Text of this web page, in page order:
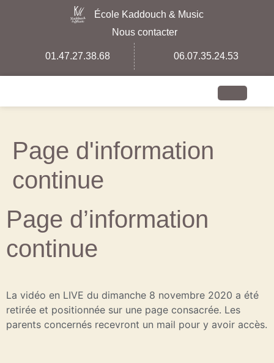
École Kaddouch & Music
Nous contacter
01.47.27.38.68 06.07.35.24.53
Page d'information
continue
Page d’information
continue
La vidéo en LIVE du dimanche 8 novembre 2020 a été
retirée et positionnée sur une page consacrée. Les
parents concernés recevront un mail pour y avoir accès.